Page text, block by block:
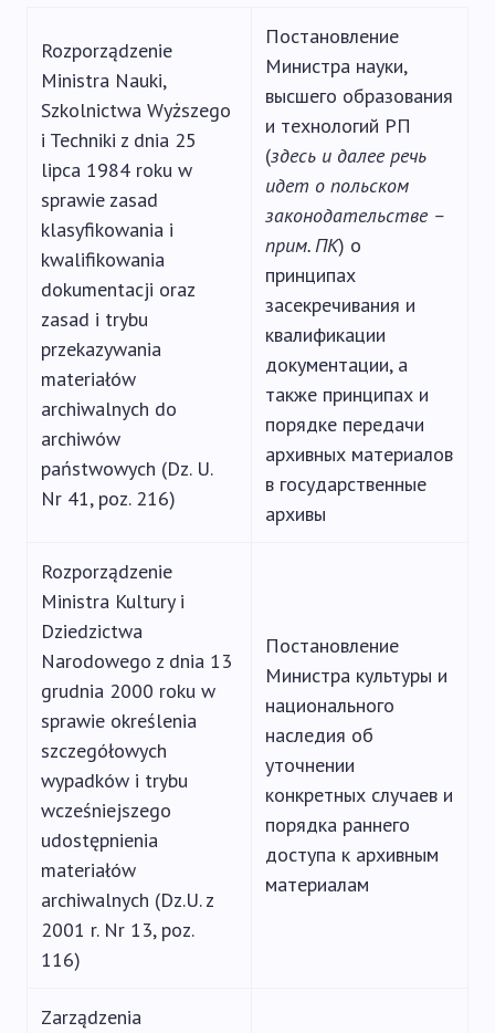
Rozporządzenie
Ministra Nauki,
Szkolnictwa Wyższego
i Techniki z dnia 25
lipca 1984 roku w
sprawie zasad
klasyfikowania i
kwalifikowania
dokumentacji oraz
zasad i trybu
przekazywania
materiałów
archiwalnych do
archiwów
państwowych (Dz. U.
Nr 41, poz. 216)
Постановление
Министра науки,
высшего образования
и технологий РП
(здесь и далее речь
идет о польском
законодательстве –
прим. ПК) о
принципах
засекречивания и
квалификации
документации, а
также принципах и
порядке передачи
архивных материалов
в государственные
архивы
Rozporządzenie
Ministra Kultury i
Dziedzictwa
Narodowego z dnia 13
grudnia 2000 roku w
sprawie określenia
szczegółowych
wypadków i trybu
wcześniejszego
udostępnienia
materiałów
archiwalnych (Dz.U. z
2001 r. Nr 13, poz.
116)
Постановление
Министра культуры и
национального
наследия об
уточнении
конкретных случаев и
порядка раннего
доступа к архивным
материалам
Zarządzenia